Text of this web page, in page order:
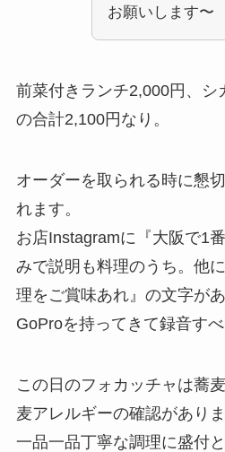
お願いします〜
前菜付きランチ2,000円、シ
の合計2,100円なり。
オーダーを取られる時に懇
れます。
お店Instagramに『大阪で1
みで説明も料理のうち。他
理をご賞味あれ』の文字が
GoProを持ってきて録音す
この日のフォカッチャは蕎
麦アレルギーの確認がありま
一品一品丁寧な調理に盛付